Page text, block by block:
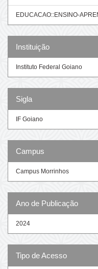
EDUCACAO::ENSINO-
Instituição
Instituto Federal Goiano
Sigla
IF Goiano
Campus
Campus Morrinhos
Ano de Publicação
2024
Tipo de Acesso